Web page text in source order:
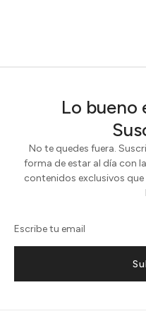
Lo bueno
No te quedes fuera.
forma de estar al día con
contenidos exclusivos